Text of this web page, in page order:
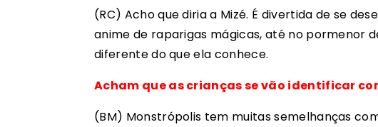
(RC) Acho que diria a Mizé. É divertida de se
anime de raparigas mágicas, até no pormenor
diferente do que ela conhece.
Acham que as crianças se vão identificar
(BM) Monstrópolis tem muitas semelhanças